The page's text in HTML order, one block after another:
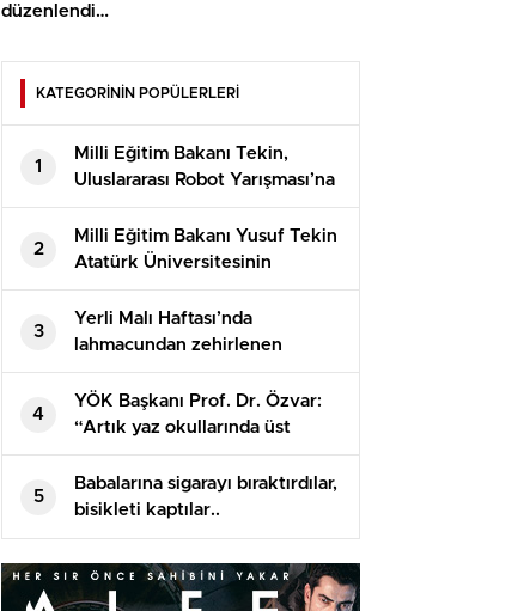
düzenlendi…
KATEGORİNİN POPÜLERLERİ
1
Milli Eğitim Bakanı Tekin,
Uluslararası Robot Yarışması’na
katılan öğrencilerle bir araya
geldi
2
Milli Eğitim Bakanı Yusuf Tekin
Atatürk Üniversitesinin
akademik yılı açılış töreninde
konuştu
3
Yerli Malı Haftası’nda
lahmacundan zehirlenen
öğrenciler hastaneye kaldırıldı!
4
YÖK Başkanı Prof. Dr. Özvar:
“Artık yaz okullarında üst
sınıflardan da ders alınabilmeli”
5
Babalarına sigarayı bıraktırdılar,
bisikleti kaptılar..